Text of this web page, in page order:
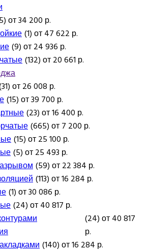
от 34 200 р.
(1) от 47 622 р.
(9) от 24 936 р.
(132) от 20 661 р.
от 26 008 р.
(15) от 39 700 р.
(23) от 16 400 р.
(665) от 7 200 р.
(15) от 25 100 р.
(5) от 25 493 р.
(59) от 22 384 р.
(113) от 16 284 р.
(1) от 30 086 р.
(24) от 40 817 р.
(24) от 40 817
р.
(140) от 16 284 р.